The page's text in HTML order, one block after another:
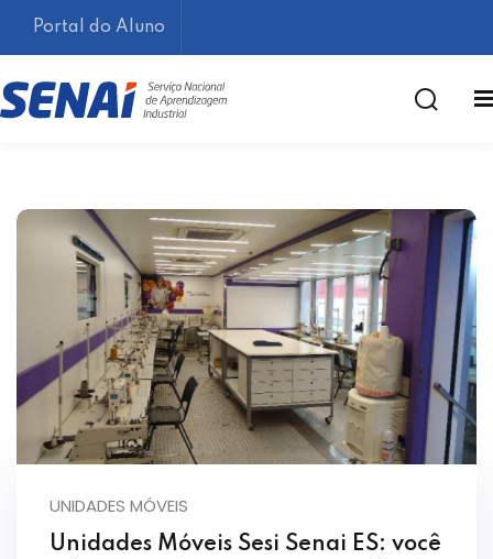
Portal do Aluno
UNIDADES MÓVEIS
Unidades Móveis Sesi Senai ES: você
Lembrar-me Esqueceu sua senha?